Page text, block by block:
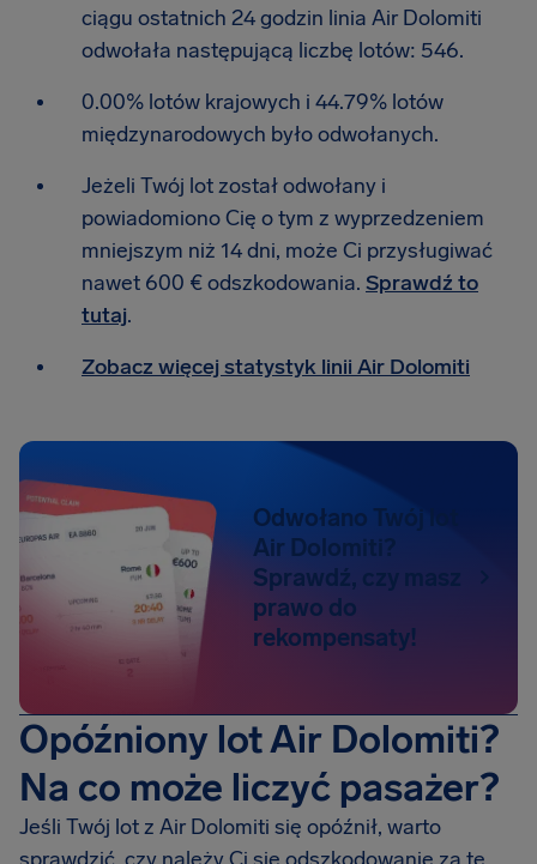
ciągu ostatnich 24 godzin linia Air Dolomiti
odwołała następującą liczbę lotów: 546.
0.00% lotów krajowych i 44.79% lotów
międzynarodowych było odwołanych.
Jeżeli Twój lot został odwołany i
powiadomiono Cię o tym z wyprzedzeniem
mniejszym niż 14 dni, może Ci przysługiwać
nawet 600 € odszkodowania. Sprawdź to
tutaj.
Zobacz więcej statystyk linii Air Dolomiti
Odwołano Twój lot
Air Dolomiti?
Sprawdź, czy masz
prawo do
rekompensaty!
Opóźniony lot Air Dolomiti?
Na co może liczyć pasażer?
Jeśli Twój lot z Air Dolomiti się opóźnił, warto